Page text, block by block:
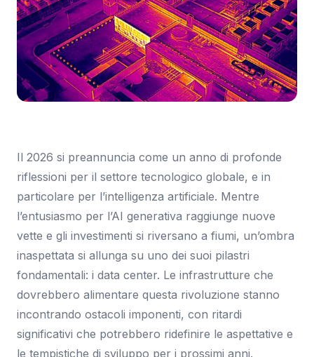
Il 2026 si preannuncia come un anno di profonde
riflessioni per il settore tecnologico globale, e in
particolare per l’intelligenza artificiale. Mentre
l’entusiasmo per l’AI generativa raggiunge nuove
vette e gli investimenti si riversano a fiumi, un’ombra
inaspettata si allunga su uno dei suoi pilastri
fondamentali: i data center. Le infrastrutture che
dovrebbero alimentare questa rivoluzione stanno
incontrando ostacoli imponenti, con ritardi
significativi che potrebbero ridefinire le aspettative e
le tempistiche di sviluppo per i prossimi anni.